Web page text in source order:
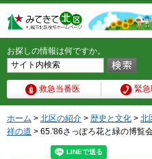
お探しの情報は何ですか。
救急当番医 緊
ホーム > 北区の紹介 > 歴史と文化 > 北
祥の道 > 65.'86さっぽろ花と緑の博覧